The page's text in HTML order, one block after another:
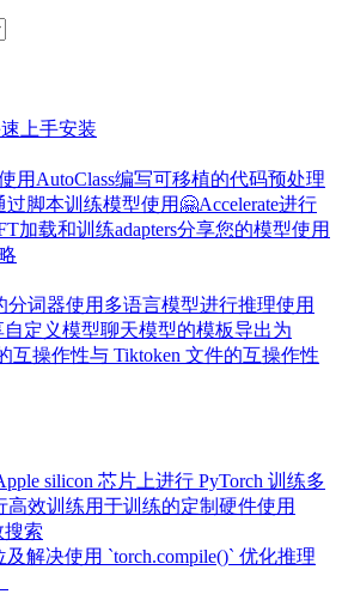
上手安装
用AutoClass编写可移植的代码预处理
过脚本训练模型使用🤗Accelerate进行
加载和训练adapters分享您的模型使用
分词器使用多语言模型进行推理使用
自定义模型聊天模型的模板导出为
互操作性与 Tiktoken 文件的互操作性
silicon 芯片上进行 PyTorch 训练多
高效训练用于训练的定制硬件使用
搜索
及解决使用 `torch.compile()` 优化推理